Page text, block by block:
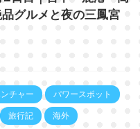
グルメと夜の三鳳宮
チャー パワースポット
旅行記 海外